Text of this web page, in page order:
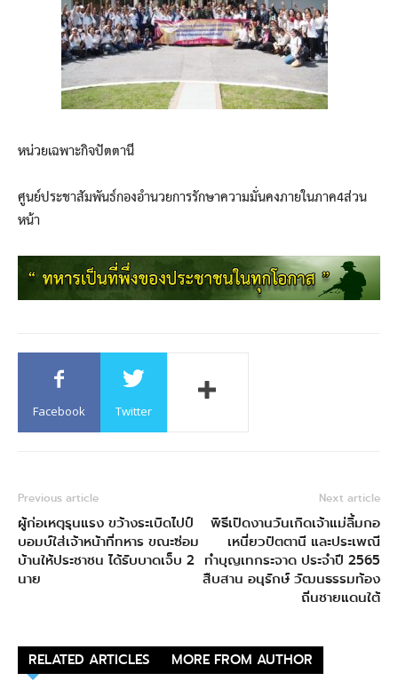
หน่วยเฉพาะกิจปัตตานี
ศูนย์ประชาสัมพันธ์กองอำนวยการรักษาความมั่นคงภายในภาค4ส่วน
หน้า
Facebook Twitter
Previous article
ผู้ก่อเหตุรุนแรง ขว้างระเบิดไปป์
บอมบ์ใส่เจ้าหน้าที่ทหาร ขณะซ่อม
บ้านให้ประชาชน ได้รับบาดเจ็บ 2
นาย
Next article
พิธีเปิดงานวันเกิดเจ้าแม่ลิ้มกอ
เหนี่ยวปัตตานี และประเพณี
ทำบุญเทกระจาด ประจำปี 2565
สืบสาน อนุรักษ์ วัฒนธรรมท้อง
ถิ่นชายแดนใต้
RELATED ARTICLES MORE FROM AUTHOR